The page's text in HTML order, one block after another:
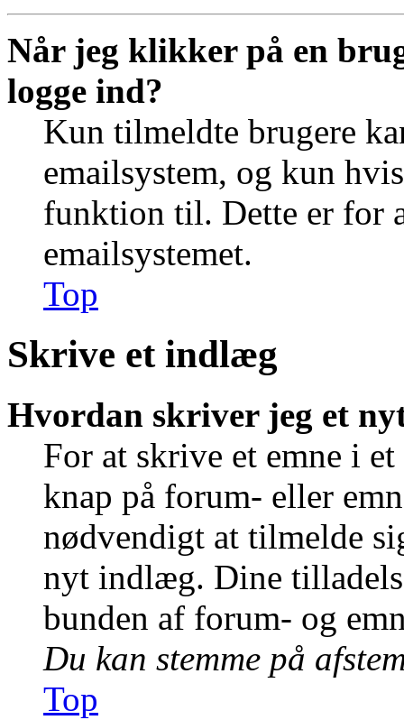
Når jeg klikker på en
logge ind?
Kun tilmeldte brugere
emailsystem, og kun
funktion til. Dette er for
emailsystemet.
Top
Skrive et indlæg
Hvordan skriver jeg et
For at skrive et emne i
knap på forum- eller
nødvendigt at tilmelde
nyt indlæg. Dine
bunden af forum- og
Du kan stemme på
Top